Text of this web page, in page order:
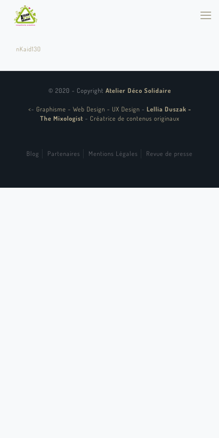
nKaid130
© 2020 - Copyright Atelier Déco Solidaire
<- Graphisme - Web Design - UX Design - Lellia Duszak -
The Mixologist - Créatrice de contenus originaux
Blog Partenaires Mentions Légales Revue de presse